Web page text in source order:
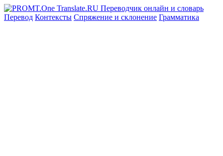
Перевод Контексты Спряжение и склонение Грамматика